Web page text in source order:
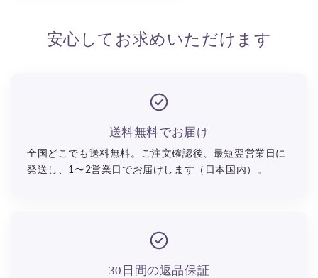
安心してお求めいただけます
送料無料でお届け
全国どこでも送料無料。ご注文確認後、最短翌営業日に
発送し、1〜2営業日でお届けします（日本国内）。
30日間の返品保証